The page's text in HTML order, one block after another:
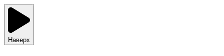
Наверх